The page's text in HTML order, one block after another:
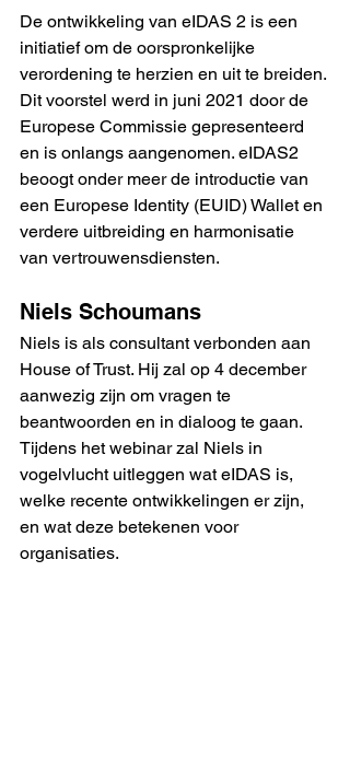
De ontwikkeling van eIDAS 2 is een
initiatief om de oorspronkelijke
verordening te herzien en uit te breiden.
Dit voorstel werd in juni 2021 door de
Europese Commissie gepresenteerd
en is onlangs aangenomen. eIDAS2
beoogt onder meer de introductie van
een Europese Identity (EUID) Wallet en
verdere uitbreiding en harmonisatie
van vertrouwensdiensten.
Niels Schoumans
Niels is als consultant verbonden aan
House of Trust. Hij zal op 4 december
aanwezig zijn om vragen te
beantwoorden en in dialoog te gaan.
Tijdens het webinar zal Niels in
vogelvlucht uitleggen wat eIDAS is,
welke recente ontwikkelingen er zijn,
en wat deze betekenen voor
organisaties.